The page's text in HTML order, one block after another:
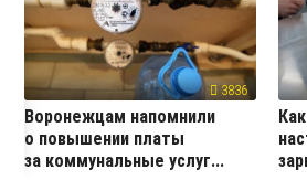
3836
Воронежцам напомнили
о повышении платы
за коммунальные услуг...